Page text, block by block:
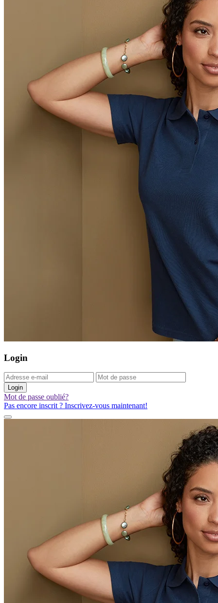
Login
Login
Mot de passe oublié?
Pas encore inscrit ? Inscrivez-vous maintenant!